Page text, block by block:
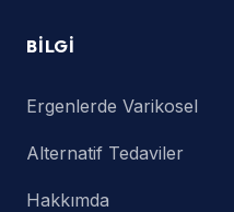
BILGI
Ergenlerde Varikosel
Alternatif Tedaviler
Hakkımda